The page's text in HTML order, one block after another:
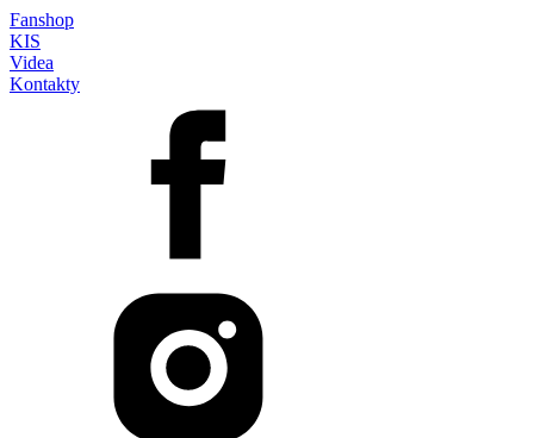
Fanshop
KIS
Videa
Kontakty